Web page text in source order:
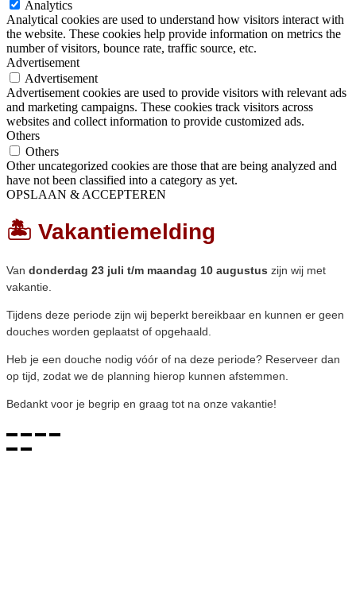
Analytics
Analytical cookies are used to understand how visitors interact with
the website. These cookies help provide information on metrics the
number of visitors, bounce rate, traffic source, etc.
Advertisement
Advertisement
Advertisement cookies are used to provide visitors with relevant ads
and marketing campaigns. These cookies track visitors across
websites and collect information to provide customized ads.
Others
Others
Other uncategorized cookies are those that are being analyzed and
have not been classified into a category as yet.
OPSLAAN & ACCEPTEREN
🏝️ Vakantiemelding
Van donderdag 23 juli t/m maandag 10 augustus zijn wij met
vakantie.
Tijdens deze periode zijn wij beperkt bereikbaar en kunnen er geen
douches worden geplaatst of opgehaald.
Heb je een douche nodig vóór of na deze periode? Reserveer dan
op tijd, zodat we de planning hierop kunnen afstemmen.
Bedankt voor je begrip en graag tot na onze vakantie!